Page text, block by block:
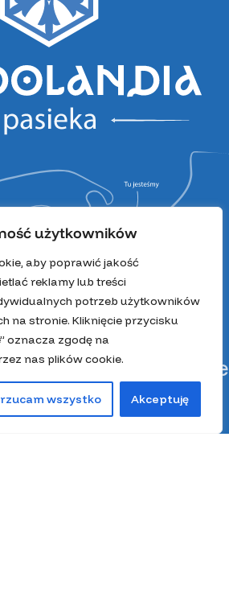
użytkowników
aby poprawić jakość
reklamy lub treści
potrzeb użytkowników
na stronie. Kliknięcie przycisku
oznacza zgodę na
nas plików cookie.
wszystko Akceptuję
Kategorie
Kit pszczeli